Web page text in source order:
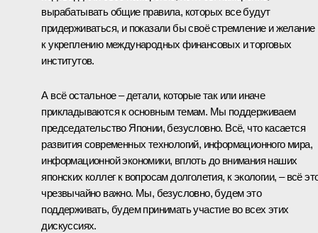
вырабатывать общие правила, которых все будут
придерживаться, и показали бы своё стремление и желание
к укреплению международных финансовых и торговых
институтов.
А всё остальное – детали, которые так или иначе
прикладываются к основным темам. Мы поддерживаем
председательство Японии, безусловно. Всё, что касается
развития современных технологий, информационного мира,
информационной экономики, вплоть до внимания наших
японских коллег к вопросам долголетия, к экологии, – всё
чрезвычайно важно. Мы, безусловно, будем это
поддерживать, будем принимать участие во всех этих
дискуссиях.